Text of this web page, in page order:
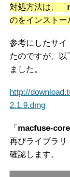
対処方法は、「
のをインストー
参考にしたサイ
たのですが、以
ました。
http://
2.1.9.dmg
「 macfuse-
再びライブラリ
確認します。